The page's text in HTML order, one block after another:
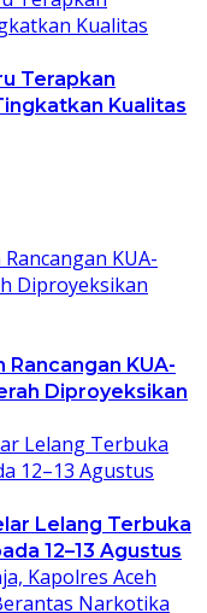
Terapkan
Kualitas
KUA-
Diproyeksikan
Lelang Terbuka
12–13 Agustus